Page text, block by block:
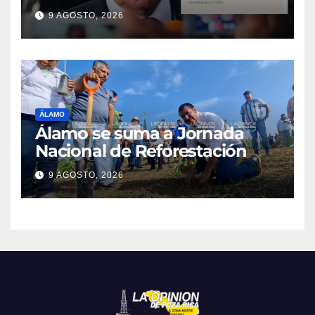
MDP
9 AGOSTO, 2026
ÁLAMO
Álamo se suma a Jornada
Nacional de Reforestación
9 AGOSTO, 2026